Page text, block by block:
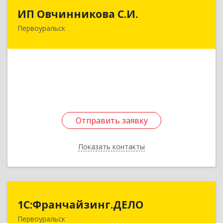
ИП Овчинникова С.И.
Первоуральск
Отправить заявку
Показать контакты
623119, Свердловская обл, Первоуральск г,
Отправить заявку
Назад
1С:Франчайзинг.ДЕЛО
Первоуральск
1С:Франчайзинг.ДЕЛО
623101, Свердловская обл, Первоуральск г,